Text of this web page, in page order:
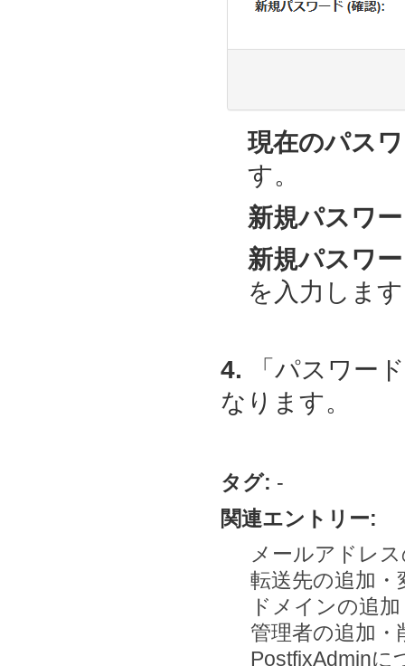
現在のパス
す。
新規パスワ
新規パスワ
を入力しま
4. 「パスワー
なります。
タグ: -
関連エントリー:
メールアドレ
転送先の追加・
ドメインの追
管理者の追加・
PostfixAdminに